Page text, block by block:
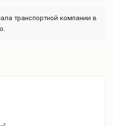
транспортной компании в